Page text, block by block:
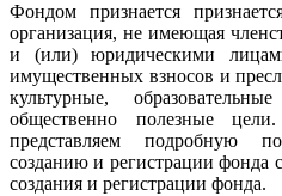
Фондом признается
организация, не имеющая
и (или) юридическими
имущественных взносов и
культурные,
общественно полезные
представляем подробную
созданию и регистрации фонда
создания и регистрации фонда.